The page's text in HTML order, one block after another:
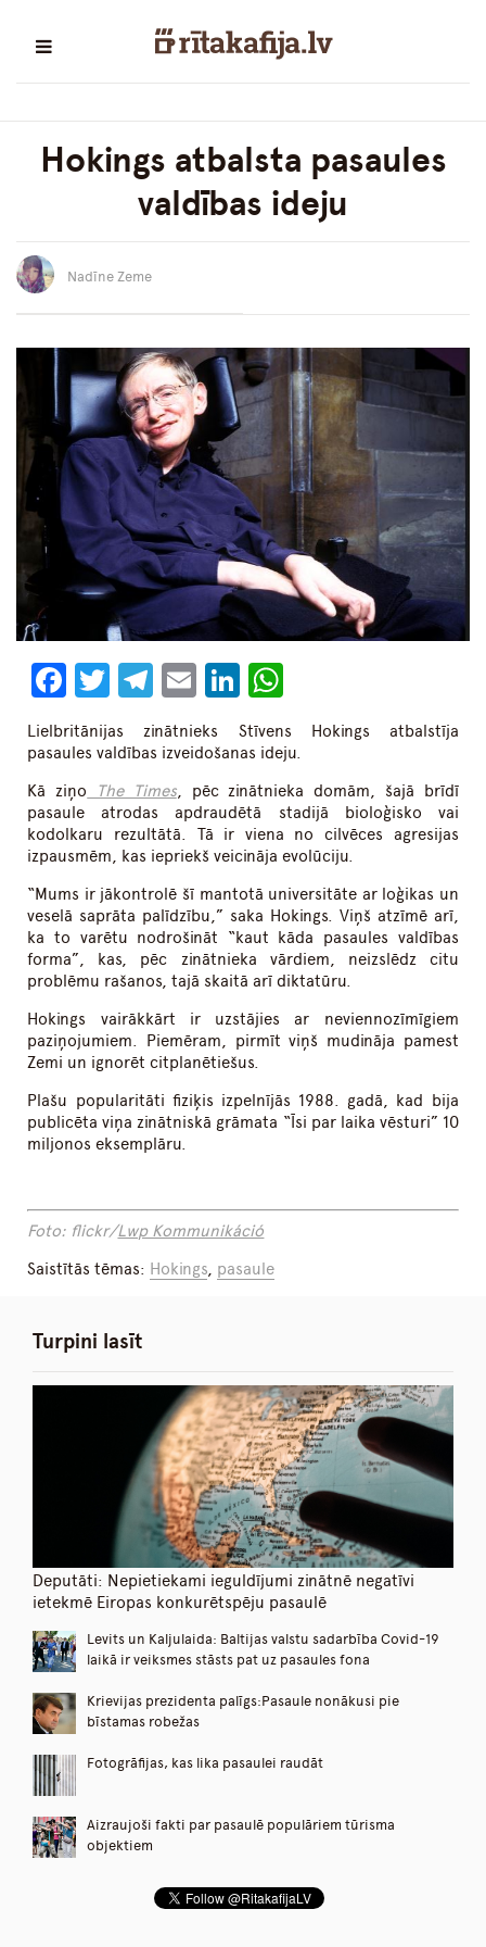
Hokings atbalsta pasaules
valdības ideju
Nadīne Zeme
Facebook
Twitter
Telegram
EmailLinkedIn
Lielbritānijas zinātnieks Stīvens Hokings atbalstīja
pasaules valdības izveidošanas ideju.
Kā ziņo The Times, pēc zinātnieka domām, šajā brīdī
pasaule atrodas apdraudētā stadijā bioloģisko vai
kodolkaru rezultātā. Tā ir viena no cilvēces agresijas
izpausmēm, kas iepriekš veicināja evolūciju.
“Mums ir jākontrolē šī mantotā universitāte ar loģikas un
veselā saprāta palīdzību,” saka Hokings. Viņš atzīmē arī,
ka to varētu nodrošināt “kaut kāda pasaules valdības
forma”, kas, pēc zinātnieka vārdiem, neizslēdz citu
problēmu rašanos, tajā skaitā arī diktatūru.
Hokings vairākkārt ir uzstājies ar neviennozīmīgiem
paziņojumiem. Piemēram, pirmīt viņš mudināja pamest
Zemi un ignorēt citplanētiešus.
Plašu popularitāti fiziķis izpelnījās 1988. gadā, kad bija
publicēta viņa zinātniskā grāmata “Īsi par laika vēsturi” 10
miljonos eksemplāru.
Foto: flickr/Lwp Kommunikáció
Saistītās tēmas: Hokings, pasaule
Turpini lasīt
Deputāti: Nepietiekami ieguldījumi zinātnē negatīvi
ietekmē Eiropas konkurētspēju pasaulē
Levits un Kaljulaida: Baltijas valstu sadarbība Covid-19
laikā ir veiksmes stāsts pat uz pasaules fona
Krievijas prezidenta palīgs:Pasaule nonākusi pie
bīstamas robežas
Fotogrāfijas, kas lika pasaulei raudāt
Aizraujoši fakti par pasaulē populāriem tūrisma
objektiem